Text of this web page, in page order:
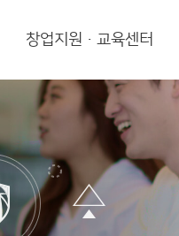
창업지원·교육센터